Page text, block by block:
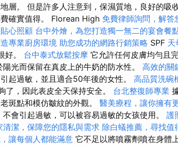
層。 但是許多人注意到，保濕質地，良好的吸
確實值得。 Florean High 免費律師詢問，解答
心照顧 台中外燴，為您打造獨一無二的宴會餐
專業廚房環境 助您成功的網路行銷策略 SPF 天
好。 台中泰式放鬆按摩 它允許任何皮膚均勻且
光而保留在真皮上的牛奶的防水性。 高效的關
起過敏，並且適合50年後的女性。 高品質洗碗
了，因此表皮全天保持安全。 台北整復師專業
斑點和模仿皺紋的外觀。 醫美療程，讓你擁有
會引起過敏，可以被容易過敏的女孩使用。 護
清潔，保障您的隱私與需求 除白蟻推薦，尋找值
讓每個人都能滿意 它不足以將噴霧劑噴在身體